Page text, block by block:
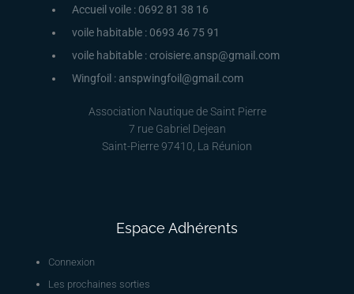
Accueil voile : 0692 81 38 16
voile habitable : 0693 46 75 91
voile habitable : croisiere.ansp@gmail.com
Wingfoil : anspwingfoil@gmail.com
Association Nautique de Saint Pierre
7 rue Gabriel Dejean
Saint-Pierre 97410, La Réunion
Espace Adhérents
Connexion
Les prochaines sorties